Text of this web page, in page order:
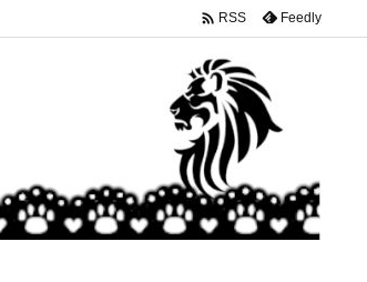
 RSS Feedly